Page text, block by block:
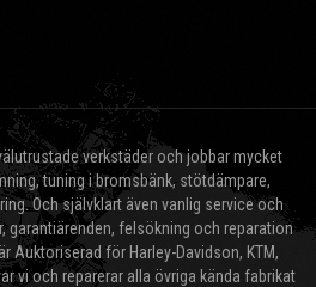
verkstäder och jobbar mycket
tuning i bromsbänk, stötdämpare,
Och självklart även vanlig service och
garantiärenden, felsökning och reparation
Auktoriserad för Harley-Davidson, KTM,
vi och reparerar alla övriga kända fabrikat